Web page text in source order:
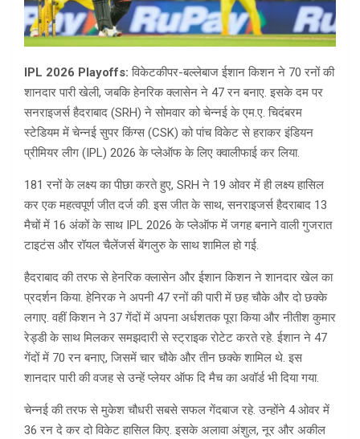
IPL 2026 Playoffs: विकेटकीपर-बल्लेबाज ईशान किशन ने 70 रनों की
शानदार पारी खेली, जबकि हेनरिक क्लासेन ने 47 रन बनाए. इसके दम पर
सनराइजर्स हैदराबाद (SRH) ने सोमवार को चेन्नई के एम.ए. चिदंबरम
स्टेडियम में चेन्नई सुपर किंग्स (CSK) को पांच विकेट से हराकर इंडियन
प्रीमियर लीग (IPL) 2026 के प्लेऑफ के लिए क्वालीफाई कर लिया.
181 रनों के लक्ष्य का पीछा करते हुए, SRH ने 19 ओवर में ही लक्ष्य हासिल
कर एक महत्वपूर्ण जीत दर्ज की. इस जीत के साथ, सनराइजर्स हैदराबाद 13
मैचों में 16 अंकों के साथ IPL 2026 के प्लेऑफ में जगह बनाने वाली गुजरात
टाइटंस और रॉयल चैलेंजर्स बेंगलुरु के साथ शामिल हो गई.
हैदराबाद की तरफ से हेनरिक क्लासेन और ईशान किशन ने शानदार खेल का
प्रदर्शन किया. हेनिरक ने अपनी 47 रनों की पारी में छह चौके और दो छक्के
लगाए. वहीं किशन ने 37 गेंदों में अपना अर्धशतक पूरा किया और नीतीश कुमार
रेड्डी के साथ मिलकर समझदारी से स्ट्राइक रोटेट करते रहे. ईशान ने 47
गेंदों में 70 रन बनाए, जिसमें चार चौके और तीन छक्के शामिल थे. इस
शानदार पारी की वजह से उन्हें प्लेयर ऑफ दि मैच का अवॉर्ड भी दिया गया.
चेन्नई की तरफ से मुकेश चौधरी सबसे सफल गेंदबाज रहे. उन्होंने 4 ओवर में
36 रन दे कर दो विकेट हासिल किए. इसके अलावा अंशुल, नूर और अकील